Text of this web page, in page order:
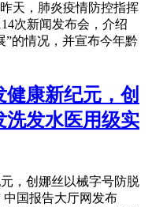
天，肺炎疫情防控指挥
次新闻发布会，介绍
”的情况，并宣布今年黔
康新纪元，创
洗发水医用级实
，创娜丝以械字号防脱
国报告大厅网发布